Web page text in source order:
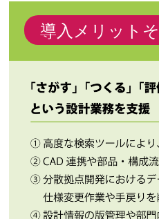
導入メリット